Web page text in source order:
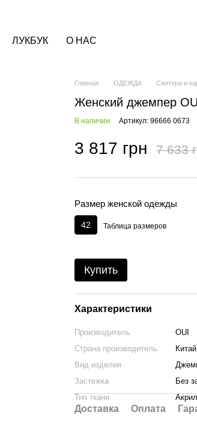
ЛУКБУК О НАС
Главная ОДЕЖДА Свитера и
Женский джемпер
В наличии Артикул: 96666 0673
3 817 грн 7 633
Размер женской одежды
42 Таблица размеров
Купить
Характеристики
Производитель
OUI
Страна производитель
Китай
Вид изделия
Застежка
Без
Тип ткани
Акрил
Доставка Оплата